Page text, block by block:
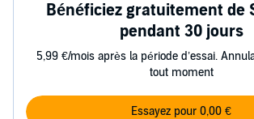
Bénéficiez gratuitement de
pendant 30 jours
5,99 €/mois après la période d’essai.
tout moment
Essayez pour 0,00 €